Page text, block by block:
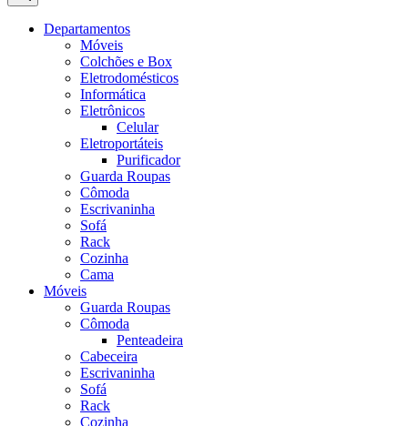
Departamentos
Móveis
Colchões e Box
Eletrodomésticos
Informática
Eletrônicos
Celular
Eletroportáteis
Purificador
Guarda Roupas
Cômoda
Escrivaninha
Sofá
Rack
Cozinha
Cama
Móveis
Guarda Roupas
Cômoda
Penteadeira
Cabeceira
Escrivaninha
Sofá
Rack
Cozinha